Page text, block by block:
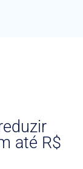
até R$